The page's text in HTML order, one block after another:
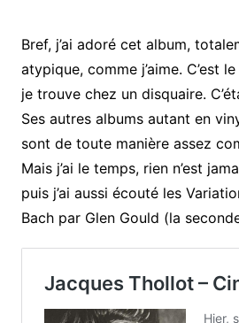
Bref, j’ai adoré cet album,
atypique, comme j’aime. C’est
je trouve chez un disquaire.
Ses autres albums autant en
sont de toute manière assez
Mais j’ai le temps, rien n’est
puis j’ai aussi écouté les
Bach par Glen Gould (la